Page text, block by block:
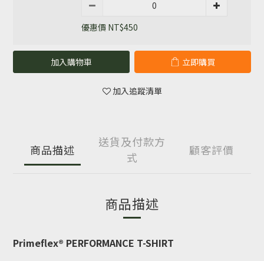
優惠價 NT$450
加入購物車 立即購買
加入追蹤清單
商品描述
送貨及付款方
式
顧客評價
商品描述
Primeflex® PERFORMANCE T-SHIRT